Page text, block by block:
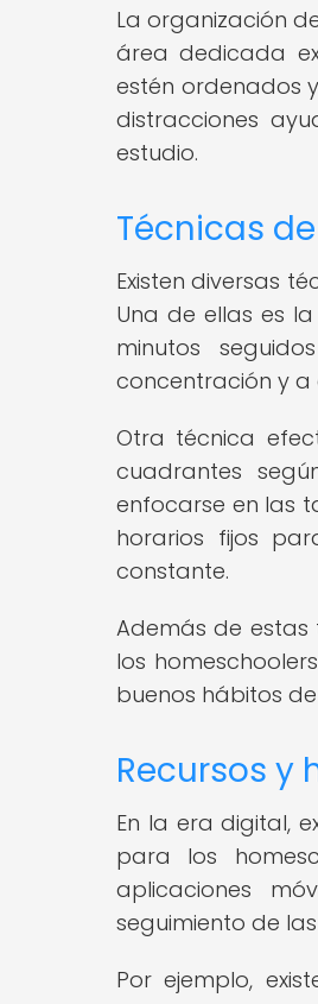
La organización
área dedicada
estén ordenados
distracciones
estudio.
Técnicas
Existen diversas
Una de ellas es
minutos
concentración y
Otra técnica
cuadrantes
enfocarse en las
horarios fijos
constante.
Además de
los
buenos hábitos
Recursos y
En la era digital,
para los
aplicaciones
seguimiento de
Por ejemplo,